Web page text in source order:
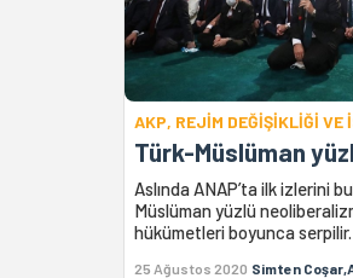
AKP, REJİM DEĞİŞİKLİĞİ VE
Türk-Müslüman
Aslında ANAP’ta ilk izlerini
Müslüman yüzlü
hükümetleri boyunca serpilir.
25 Ağustos 2020 Simten